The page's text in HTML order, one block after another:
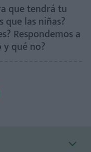
que tendrá tu
que las niñas?
Respondemos a
qué no?